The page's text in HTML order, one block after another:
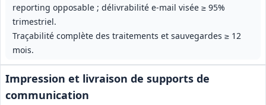
reporting opposable ; délivrabilité e‑mail visée ≥ 95%
trimestriel.
Traçabilité complète des traitements et sauvegardes ≥ 12
mois.
Impression et livraison de supports de
communication